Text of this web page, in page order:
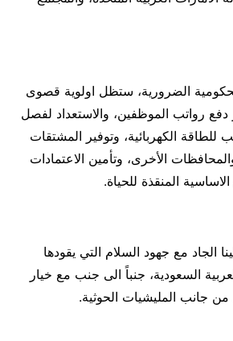
الضرورية، ستظل اولوية قصوى
رواتب الموظفين، والاستعداد لفصل
للطاقة الكهربائية، وتوفير المشتقات
الأخرى، وتأمين الاعتمادات
المنقذة للحياة.
مع جهود السلام التي يقودها
السعودية، جنباً الى جنب مع خيار
من جانب المليشيات الحوثية.